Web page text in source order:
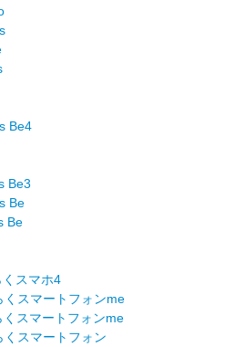
Be4
Be3
Be
Be
くスマホ4
くスマートフォンme
くスマートフォンme
くスマートフォン